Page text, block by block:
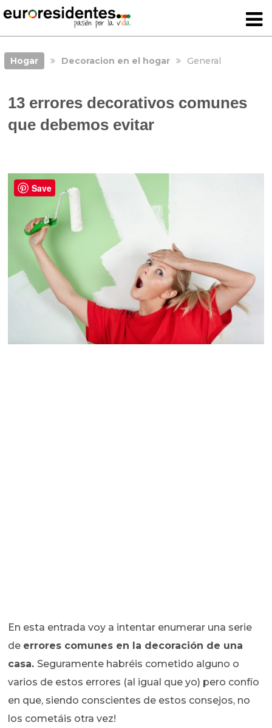
Hogar Decoracion en el hogar General
13 errores decorativos comunes
que debemos evitar
En esta entrada voy a intentar enumerar una serie
de errores comunes en la decoración de una
casa. Seguramente habréis cometido alguno o
varios de estos errores (al igual que yo) pero confío
en que, siendo conscientes de estos consejos, no
los cometáis otra vez!
Save